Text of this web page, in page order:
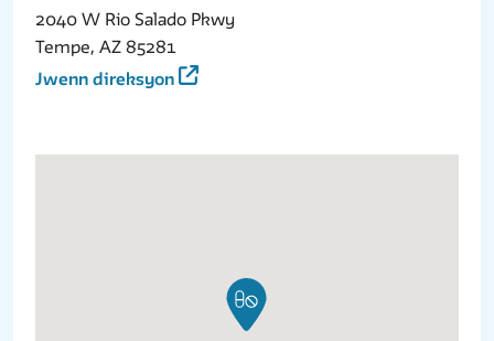
2040 W Rio Salado Pkwy
Tempe, AZ 85281
Jwenn direksyon